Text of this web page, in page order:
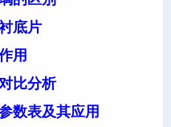
底片
用
比分析
数表及其应用